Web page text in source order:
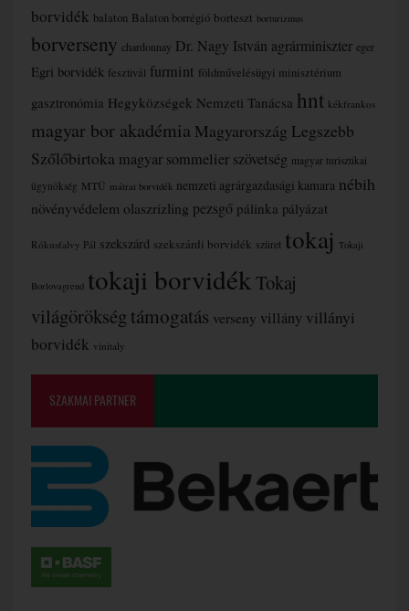
borvidék balaton Balaton borrégió borteszt borturizmus
borverseny chardonnay Dr. Nagy István agrárminiszter eger
Egri borvidék fesztivál furmint földművelésügyi minisztérium
gasztronómia Hegyközségek Nemzeti Tanácsa hnt kékfrankos
magyar bor akadémia Magyarország Legszebb
Szőlőbirtoka magyar sommelier szövetség magyar turisztikai
ügynökség MTÜ mátrai borvidék nemzeti agrárgazdasági kamara nébih
növényvédelem olaszrizling pezsgő pálinka pályázat
Rókusfalvy Pál szekszárd szekszárdi borvidék szüret tokaj Tokaji
Borlovagrend tokaji borvidékTokaj
világörökségtámogatás verseny villány villányi
borvidék vinitaly
SZAKMAI PARTNER